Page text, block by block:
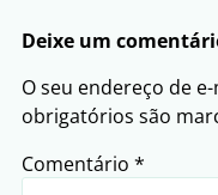
Deixe um
O seu endereço de
obrigatórios são
Comentário *